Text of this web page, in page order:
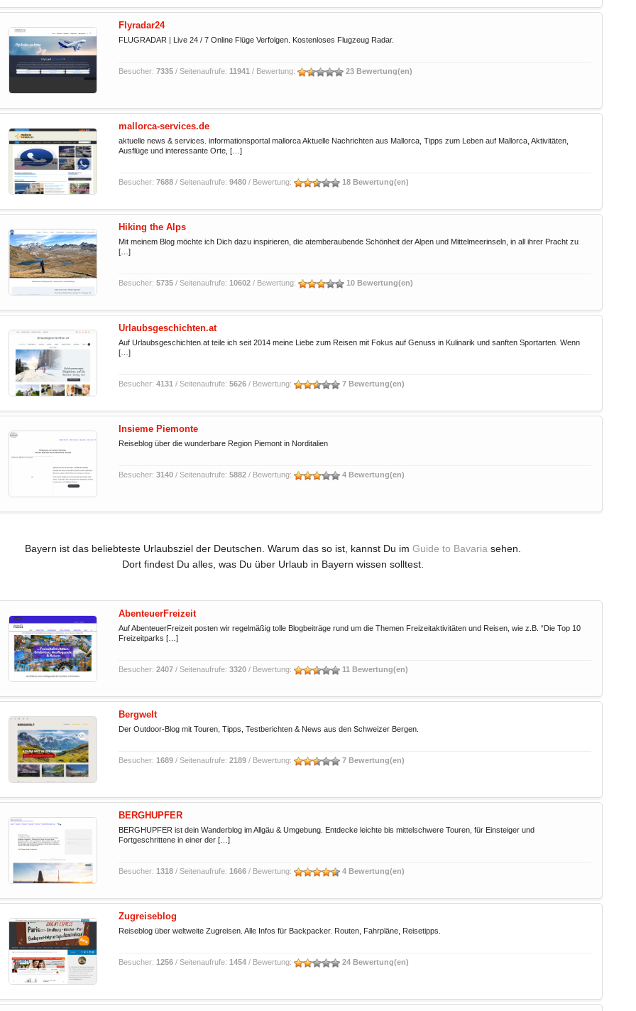
Flyradar24
FLUGRADAR | Live 24 / 7 Online Flüge Verfolgen. Kostenloses Flugzeug Radar.
Besucher: 7335/ Seitenaufrufe: 11941 / Bewertung: 23 Bewertung(en)
mallorca-services.de
aktuelle news & services. informationsportal mallorca Aktuelle Nachrichten aus Mallorca, Tipps zum Leben auf Mallorca, Aktivitäten,
Ausflüge und interessante Orte, […]
Besucher: 7688/ Seitenaufrufe: 9480/ Bewertung: 18 Bewertung(en)
Hiking the Alps
Mit meinem Blog möchte ich Dich dazu inspirieren, die atemberaubende Schönheit der Alpen und Mittelmeerinseln, in all ihrer Pracht zu
[…]
Besucher: 5735/ Seitenaufrufe: 10602/ Bewertung: 10 Bewertung(en)
Urlaubsgeschichten.at
Auf Urlaubsgeschichten.at teile ich seit 2014 meine Liebe zum Reisen mit Fokus auf Genuss in Kulinarik und sanften Sportarten. Wenn
[…]
Besucher: 4131 / Seitenaufrufe: 5626/ Bewertung: 7 Bewertung(en)
Insieme Piemonte
Reiseblog über die wunderbare Region Piemont in Norditalien
Besucher: 3140/ Seitenaufrufe: 5882/ Bewertung: 4 Bewertung(en)
Bayern ist das beliebteste Urlaubsziel der Deutschen. Warum das so ist, kannst Du im Guide to Bavaria sehen.
Dort findest Du alles, was Du über Urlaub in Bayern wissen solltest.
AbenteuerFreizeit
Auf AbenteuerFreizeit posten wir regelmäßig tolle Blogbeiträge rund um die Themen Freizeitaktivitäten und Reisen, wie z.B. “Die Top 10
Freizeitparks […]
Besucher: 2407/ Seitenaufrufe: 3320/ Bewertung: 11 Bewertung(en)
Bergwelt
Der Outdoor-Blog mit Touren, Tipps, Testberichten & News aus den Schweizer Bergen.
Besucher: 1689/ Seitenaufrufe: 2189/ Bewertung: 7 Bewertung(en)
BERGHUPFER
BERGHUPFER ist dein Wanderblog im Allgäu & Umgebung. Entdecke leichte bis mittelschwere Touren, für Einsteiger und
Fortgeschrittene in einer der […]
Besucher: 1318/ Seitenaufrufe: 1666/ Bewertung: 4 Bewertung(en)
Zugreiseblog
Reiseblog über weltweite Zugreisen. Alle Infos für Backpacker. Routen, Fahrpläne, Reisetipps.
Besucher: 1256/ Seitenaufrufe: 1454/ Bewertung: 24 Bewertung(en)